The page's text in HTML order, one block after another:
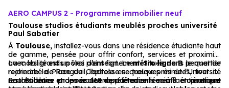
AERO CAMPUS 2 - Programme immobilier neuf
Toulouse studios étudiants meublés proches université
Paul Sabatier
À Toulouse, installez-vous dans une résidence étudiante haut
de gamme, pensée pour offrir confort, services et proximité
avec les grands pôles d’enseignement. Située dans le quartier
recherché de Rangueil, l’adresse se trouve près de l’Université
Paul Sabatier et des écoles de référence liées à l’aéronautique
La mobilité est un vrai point fort. Lemétro ligne Bpermet de
rejoindre la Place du Capitole en quelques minutes, tout en
restant dans un environnement étudiant animé et pratique.
La résidence propose 118 appartements neufs entièrement